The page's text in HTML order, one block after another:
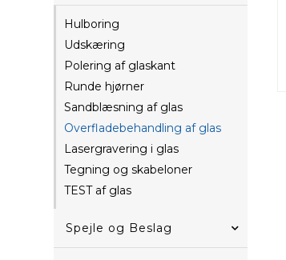
Hulboring
Udskæring
Polering af glaskant
Runde hjørner
Sandblæsning af glas
Overfladebehandling af glas
Lasergravering i glas
Tegning og skabeloner
TEST af glas
Spejle og Beslag